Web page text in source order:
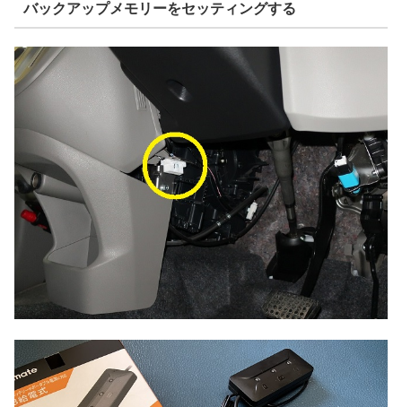
バックアップメモリーをセッティングする